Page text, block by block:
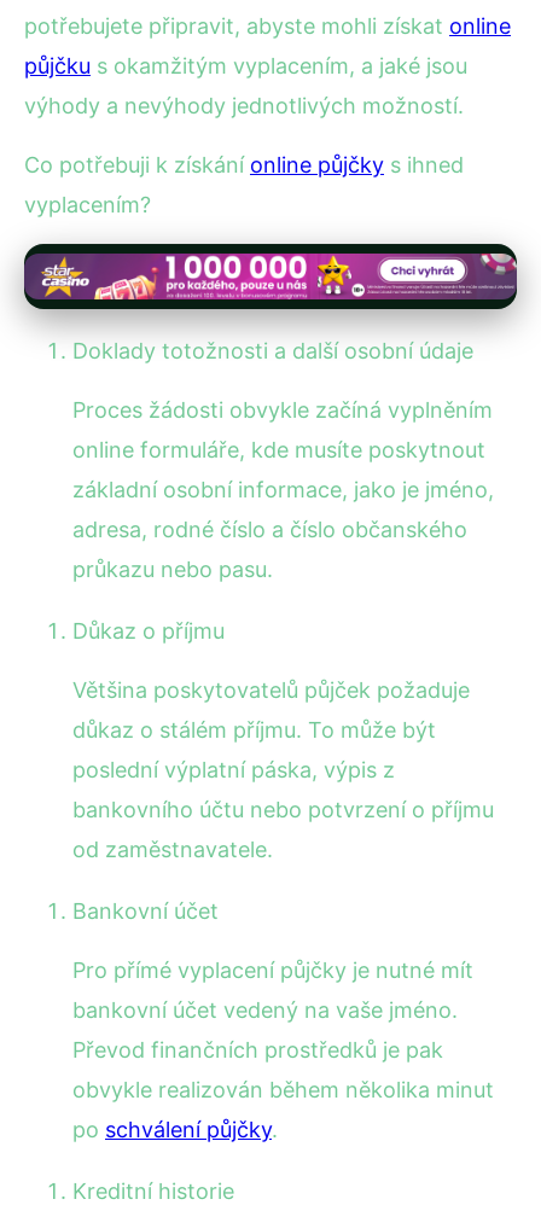
potřebujete připravit, abyste mohli získat online
půjčku s okamžitým vyplacením, a jaké jsou
výhody a nevýhody jednotlivých možností.
Co potřebuji k získání online půjčky s ihned
vyplacením?
Doklady totožnosti a další osobní údaje
Proces žádosti obvykle začíná vyplněním
online formuláře, kde musíte poskytnout
základní osobní informace, jako je jméno,
adresa, rodné číslo a číslo občanského
průkazu nebo pasu.
Důkaz o příjmu
Většina poskytovatelů půjček požaduje
důkaz o stálém příjmu. To může být
poslední výplatní páska, výpis z
bankovního účtu nebo potvrzení o příjmu
od zaměstnavatele.
Bankovní účet
Pro přímé vyplacení půjčky je nutné mít
bankovní účet vedený na vaše jméno.
Převod finančních prostředků je pak
obvykle realizován během několika minut
po schválení půjčky.
Kreditní historie